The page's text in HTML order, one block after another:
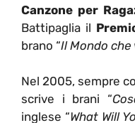
Canzone per
Battipaglia il
brano “Il Mondo che
Nel 2005, sempre
scrive i brani “
inglese “What Will